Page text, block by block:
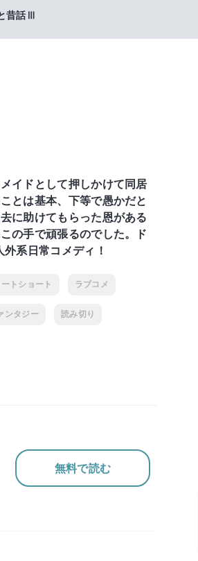
昔話Ⅲ
イドとして押しかけて同居
とは基本、下等で愚かだと
に助けてもらった恩がある
の手で頑張るのでした。ド
系日常コメディ！
トショート ラブコメ
ンタジー 読み切り
無料で読む